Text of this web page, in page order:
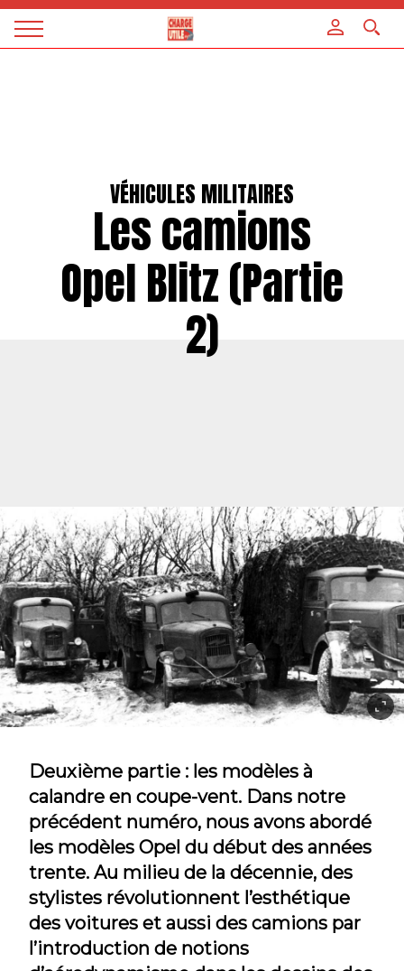
Magazine
VÉHICULES MILITAIRES
Les camions
Opel Blitz (Partie
2)
Deuxième partie : les modèles à
calandre en coupe-vent. Dans notre
précédent numéro, nous avons abordé
les modèles Opel du début des années
trente. Au milieu de la décennie, des
stylistes révolutionnent l’esthétique
des voitures et aussi des camions par
l’introduction de notions
Panneau de gestion des cookies